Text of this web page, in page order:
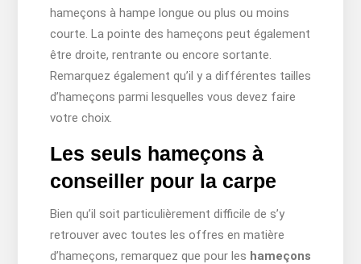
hameçons à hampe longue ou plus ou moins
courte. La pointe des hameçons peut également
être droite, rentrante ou encore sortante.
Remarquez également qu’il y a différentes tailles
d’hameçons parmi lesquelles vous devez faire
votre choix.
Les seuls hameçons à
conseiller pour la carpe
Bien qu’il soit particulièrement difficile de s’y
retrouver avec toutes les offres en matière
d’hameçons, remarquez que pour les hameçons